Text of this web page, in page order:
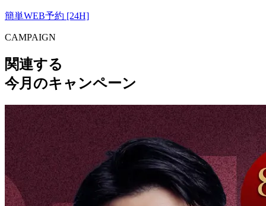
簡単WEB予約 [24H]
CAMPAIGN
関連する
今月のキャンペーン